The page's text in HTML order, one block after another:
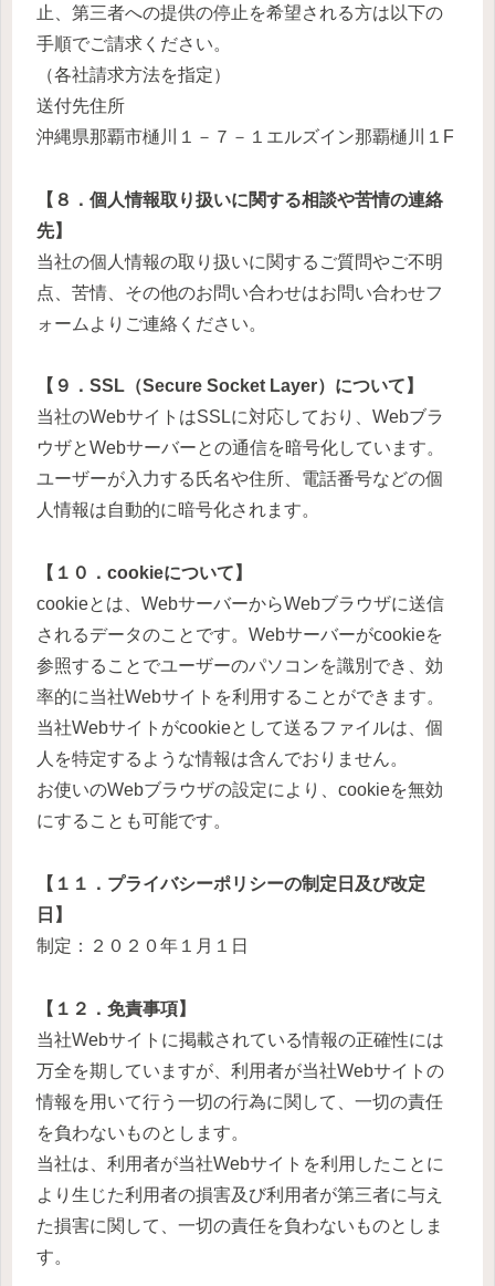
止、第三者への提供の停止を希望される方は以下の
手順でご請求ください。
（各社請求方法を指定）
送付先住所
沖縄県那覇市樋川１－７－１エルズイン那覇樋川１F
【８．個人情報取り扱いに関する相談や苦情の連絡
先】
当社の個人情報の取り扱いに関するご質問やご不明
点、苦情、その他のお問い合わせはお問い合わせフ
ォームよりご連絡ください。
【９．SSL（Secure Socket Layer）について】
当社のWebサイトはSSLに対応しており、Webブラ
ウザとWebサーバーとの通信を暗号化しています。
ユーザーが入力する氏名や住所、電話番号などの個
人情報は自動的に暗号化されます。
【１０．cookieについて】
cookieとは、WebサーバーからWebブラウザに送信
されるデータのことです。Webサーバーがcookieを
参照することでユーザーのパソコンを識別でき、効
率的に当社Webサイトを利用することができます。
当社Webサイトがcookieとして送るファイルは、個
人を特定するような情報は含んでおりません。
お使いのWebブラウザの設定により、cookieを無効
にすることも可能です。
【１１．プライバシーポリシーの制定日及び改定
日】
制定：２０２０年１月１日
【１２．免責事項】
当社Webサイトに掲載されている情報の正確性には
万全を期していますが、利用者が当社Webサイトの
情報を用いて行う一切の行為に関して、一切の責任
を負わないものとします。
当社は、利用者が当社Webサイトを利用したことに
より生じた利用者の損害及び利用者が第三者に与え
た損害に関して、一切の責任を負わないものとしま
す。